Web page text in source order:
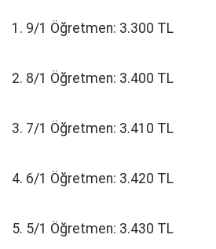
1. 9/1 Öğretmen: 3.300 TL
2. 8/1 Öğretmen: 3.400 TL
3. 7/1 Öğretmen: 3.410 TL
4. 6/1 Öğretmen: 3.420 TL
5. 5/1 Öğretmen: 3.430 TL